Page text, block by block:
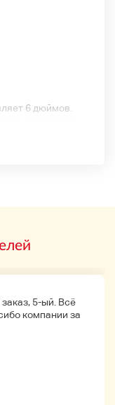
6 дюймов.
в любое
5-ый. Всё
компании за